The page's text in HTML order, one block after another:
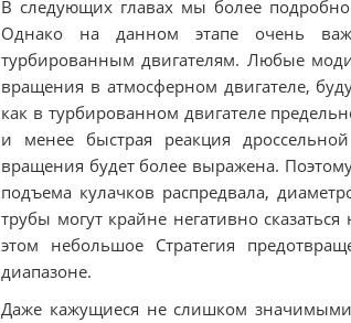
В следующих главах мы более
Однако на данном этапе очень
турбированным двигателям. Любые
вращения в атмосферном двигателе,
как в турбированном двигателе
и менее быстрая реакция
вращения будет более выражена.
подъема кулачков распредвала,
трубы могут крайне негативно
этом небольшое Стратегия
диапазоне.
Даже кажущиеся не слишком